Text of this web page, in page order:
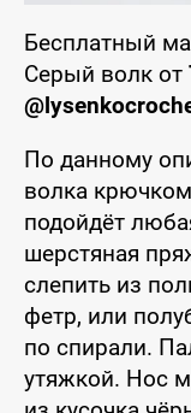
Бесплатный
Серый волк от
По данному
волка
подойдёт
шерстяная
слепить из
фетр, или
по спирали.
утяжкой. Нос